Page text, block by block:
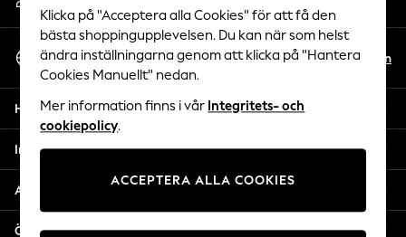
50 - 92cm
98 - 110cm
116 - 134cm
140 - 174cm
Trending: Top & Short Sets
Trending: Clogs
All Clothing
Coats & Jackets
Sweatshirts & Hoodies
Logga in på ditt konto
Välj Språk
Svenska
Sv En
Hjälp
Integritet & Juridik
Avdelningar
Övriga tjänster
Klicka på "Acceptera alla Cookies" för att få den
bästa shoppingupplevelsen. Du kan när som helst
ändra inställningarna genom att klicka på "Hantera
Cookies Manuellt" nedan.
Mer information finns i vår Integritets- och
cookiepolicy.
ACCEPTERA ALLA COOKIES